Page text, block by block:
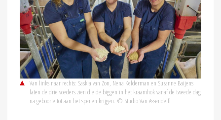
Van links naar rechts: Saskia van Zon, Nena Kelderman en Suzanne Baijens
laten de drie voeders zien die de biggen in het kraamhok vanaf de tweede dag
na geboorte tot aan het spenen krijgen. © Studio Van Assendelft